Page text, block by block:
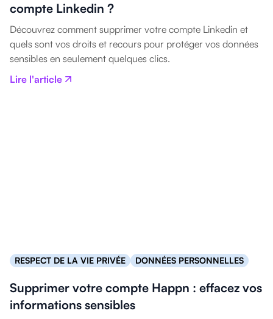
compte Linkedin ?
Découvrez comment supprimer votre compte Linkedin et
quels sont vos droits et recours pour protéger vos données
sensibles en seulement quelques clics.
Lire l'article
RESPECT DE LA VIE PRIVÉE DONNÉES PERSONNELLES
Supprimer votre compte Happn : effacez vos
informations sensibles